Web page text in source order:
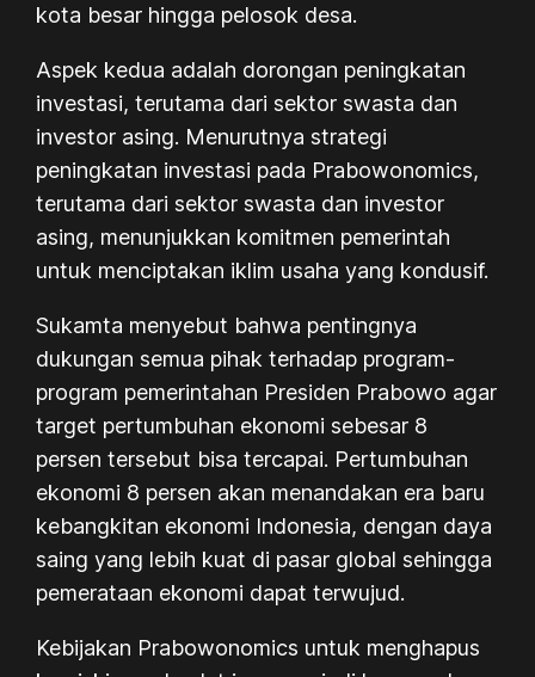
kota besar hingga pelosok desa.
Aspek kedua adalah dorongan peningkatan
investasi, terutama dari sektor swasta dan
investor asing. Menurutnya strategi
peningkatan investasi pada Prabowonomics,
terutama dari sektor swasta dan investor
asing, menunjukkan komitmen pemerintah
untuk menciptakan iklim usaha yang kondusif.
Sukamta menyebut bahwa pentingnya
dukungan semua pihak terhadap program-
program pemerintahan Presiden Prabowo agar
target pertumbuhan ekonomi sebesar 8
persen tersebut bisa tercapai. Pertumbuhan
ekonomi 8 persen akan menandakan era baru
kebangkitan ekonomi Indonesia, dengan daya
saing yang lebih kuat di pasar global sehingga
pemerataan ekonomi dapat terwujud.
Kebijakan Prabowonomics untuk menghapus